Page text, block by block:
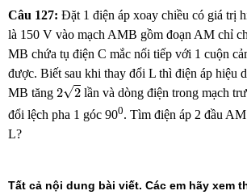
Câu 127: Đặt 1 điện áp xoay chiều có giá trị
là 150 V vào mạch AMB gồm đoạn AM chỉ
MB chứa tụ điện C mắc nối tiếp với 1 cuộn
được. Biết sau khi thay đổi L thì điện áp hiệu
MB tăng 2√2 lần và dòng điện trong mạch
đổi lệch pha 1 góc 900. Tìm điện áp 2 đầu
L?
Tất cả nội dung bài viết. Các em hãy xem